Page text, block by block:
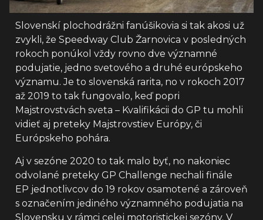
Slovenskí plochodrážni fanúšikovia si tak akosi už
zvykli, že Speedway Club Žarnovica v posledných
rokoch ponúkol vždy rovno dve významné
podujatie, jedno svetového a druhé európskeho
významu. Je to slovenská rarita, no v rokoch 2017
až 2019 to tak fungovalo, keď popri
Majstrovstvách sveta – Kvalifikácii do GP tu mohli
vidieť aj preteky Majstrovstiev Európy, či
Európskeho pohára.
Aj v sezóne 2020 to tak malo byť, no nakoniec
odvolané preteky GP Challenge nechali finále
EP jednotlivcov do 19 rokov osamotené a zároveň
s označením jediného významného podujatia na
Slovensku v rámci celej motoristickej sezóny. V